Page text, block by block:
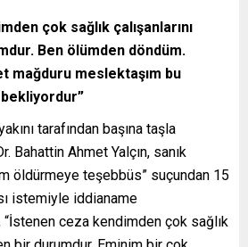
çok sağlık çalışanlarını
Ben ölümden döndüm.
mağduru meslektaşım bu
tarafından başına taşla
Bahattin Ahmet Yalçın, sanık
öldürmeye teşebbüs” suçundan 15
istemiyle iddianame
“İstenen ceza kendimden çok sağlık